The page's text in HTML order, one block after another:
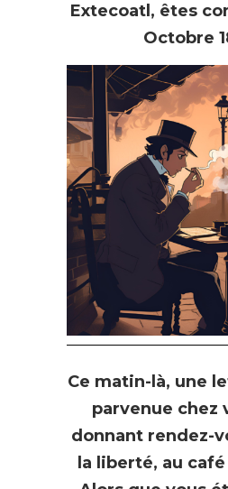
Extecoatl, êtes
Octobre
Ce matin-là, une
parvenue chez
donnant rendez-
la liberté, au